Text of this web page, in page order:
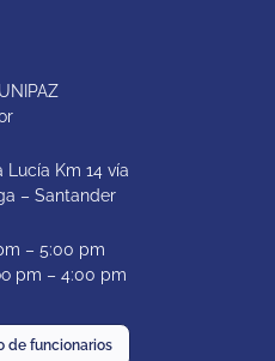
Km 14 vía
– Santander
– 5:00 pm
pm – 4:00 pm
de funcionarios